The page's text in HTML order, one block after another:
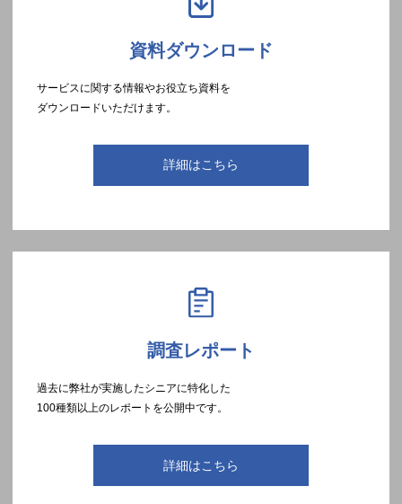
資料ダウンロード
サービスに関する情報やお役立ち資料を
ダウンロードいただけます。
詳細はこちら
調査レポート
過去に弊社が実施したシニアに特化した
100種類以上のレポートを公開中です。
詳細はこちら